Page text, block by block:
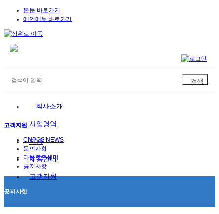
본문 바로가기
메인메뉴 바로가기
회사소개
사업영역
인증
채용안내
고객지원
고객지원
CNPOS NEWS
문의사항
다운로드센터
공지사항
공지사항